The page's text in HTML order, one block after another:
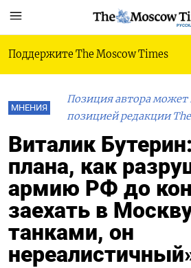
Поддержите The Moscow Times
МНЕНИЯ
Позиция автора может
позицией редакции
Виталик
плана, как
армию РФ до
заехать в
танками, он